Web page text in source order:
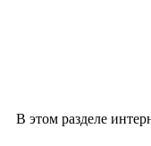
В этом разделе